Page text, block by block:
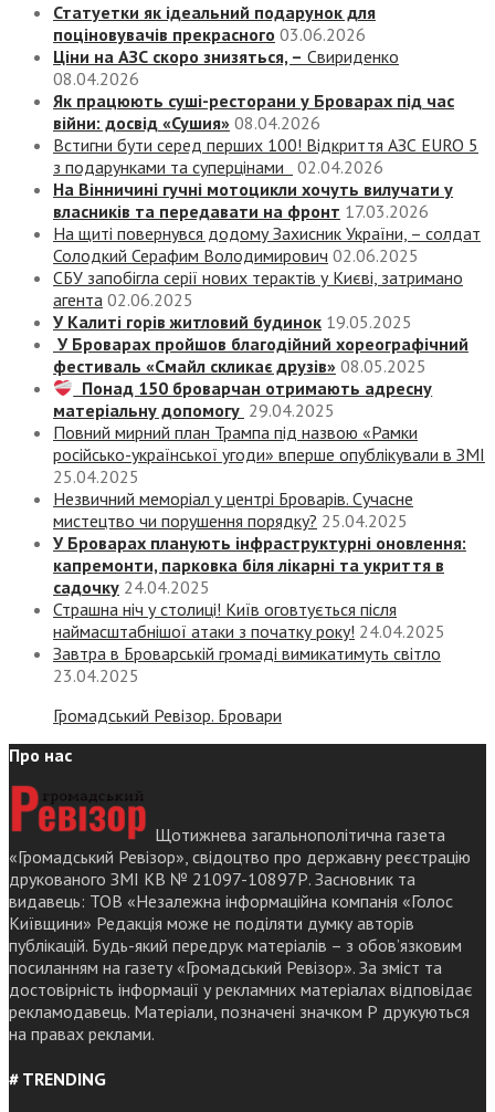
Статуетки як ідеальний подарунок для
поціновувачів прекрасного 03.06.2026
Ціни на АЗС скоро знизяться, – Свириденко
08.04.2026
Як працюють суші-ресторани у Броварах під час
війни: досвід «Сушия» 08.04.2026
Встигни бути серед перших 100! Відкриття АЗС EURO 5
з подарунками та суперцінами
02.04.2026
На Вінничині гучні мотоцикли хочуть вилучати у
власників та передавати на фронт 17.03.2026
На щиті повернувся додому Захисник України, – солдат
Солодкий Серафим Володимирович 02.06.2025
СБУ запобігла серії нових терактів у Києві, затримано
агента 02.06.2025
У Калиті горів житловий будинок 19.05.2025
У Броварах пройшов благодійний хореографічний
фестиваль «Смайл скликає друзів» 08.05.2025
Понад 150 броварчан отримають адресну
матеріальну допомогу 29.04.2025
Повний мирний план Трампа під назвою «‎Рамки
російсько-української угоди» вперше опублікували в ЗМІ
25.04.2025
Незвичний меморіал у центрі Броварів. Сучасне
мистецтво чи порушення порядку? 25.04.2025
У Броварах планують інфраструктурні оновлення:
капремонти, парковка біля лікарні та укриття в
садочку 24.04.2025
Страшна ніч у столиці! Київ оговтується після
наймасштабнішої атаки з початку року! 24.04.2025
Завтра в Броварській громаді вимикатимуть світло
23.04.2025
Громадський Ревізор. Бровари
Про нас
Щотижнева загальнополітична газета
«Громадський Ревізор», свідоцтво про державну реєстрацію
друкованого ЗМІ КВ № 21097-10897Р. Засновник та
видавець: ТОВ «Незалежна інформаційна компанія «Голос
Київщини» Редакція може не поділяти думку авторів
публікацій. Будь-який передрук матеріалів – з обов’язковим
посиланням на газету «Громадський Ревізор». За зміст та
достовірність інформації у рекламних матеріалах відповідає
рекламодавець. Матеріали, позначені значком Р друкуються
на правах реклами.
# TRENDING